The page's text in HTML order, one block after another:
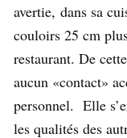
avertie, dans sa
couloirs 25 cm
restaurant. De
aucun «contact»
personnel. Elle
les qualités des